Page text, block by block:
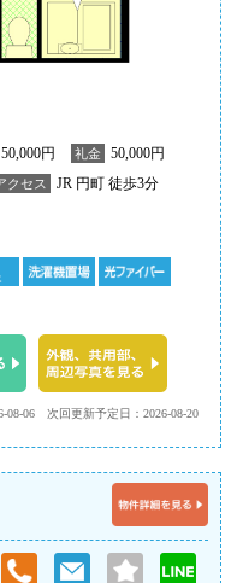
50,000円 礼金 50,000円
クセス JR 円町 徒歩3分
次回更新予定日：2026-08-20
08-06